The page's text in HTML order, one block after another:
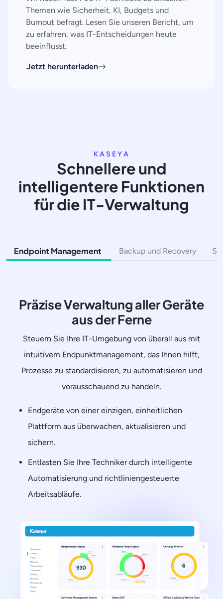
Themen wie Sicherheit, KI, Budgets und
Burnout befragt. Lesen Sie unseren Bericht, um
zu erfahren, was IT-Entscheidungen heute
beeinflusst.
Jetzt herunterladen
KASEYA
Schnellere und
intelligentere Funktionen
für die IT-Verwaltung
Endpoint Management Backup und Recovery
Präzise Verwaltung aller Geräte
aus der Ferne
Steuern Sie Ihre IT-Umgebung von überall aus mit
intuitivem Endpunktmanagement, das Ihnen hilft,
Prozesse zu standardisieren, zu automatisieren und
vorausschauend zu handeln.
Endgeräte von einer einzigen, einheitlichen
Plattform aus überwachen, aktualisieren und
sichern.
Entlasten Sie Ihre Techniker durch intelligente
Automatisierung und richtliniengesteuerte
Arbeitsabläufe.